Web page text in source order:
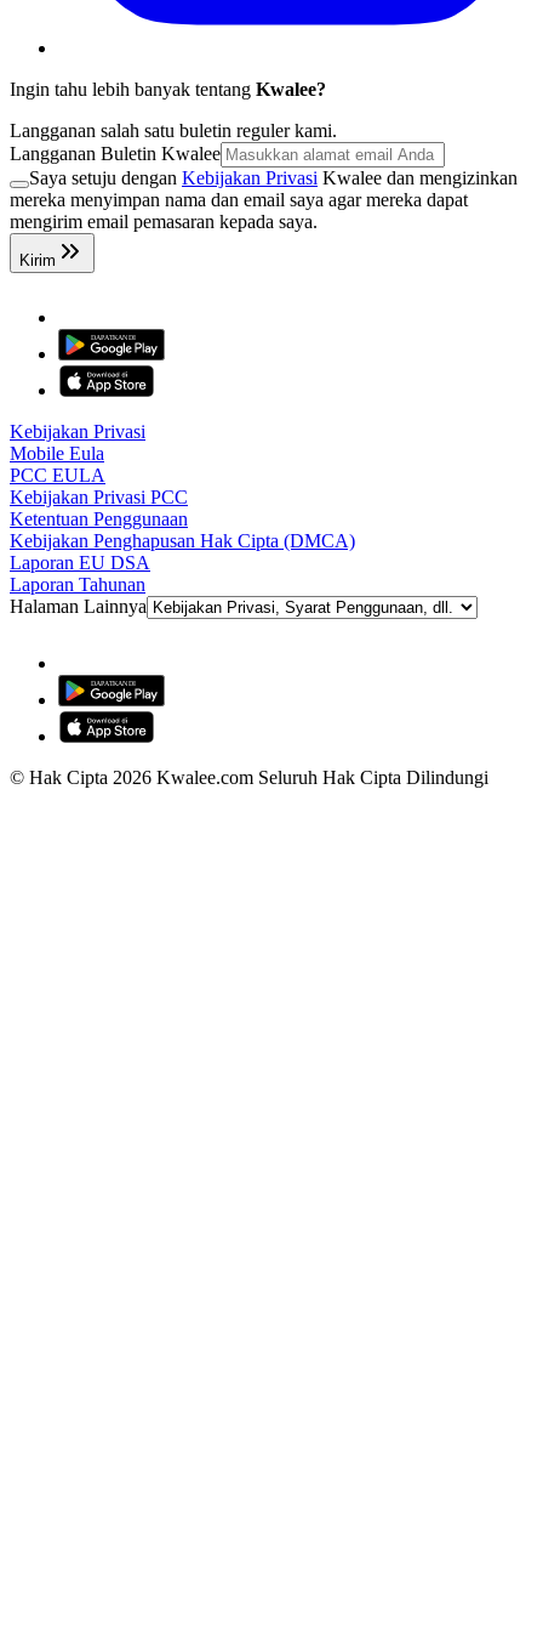
Ingin tahu lebih banyak tentang Kwalee?
Langganan salah satu buletin reguler kami.
Langganan Buletin Kwalee
Saya setuju dengan Kebijakan Privasi Kwalee dan mengizinkan
mereka menyimpan nama dan email saya agar mereka dapat
mengirim email pemasaran kepada saya.
Kirim
Kebijakan Privasi
Mobile Eula
PCC EULA
Kebijakan Privasi PCC
Ketentuan Penggunaan
Kebijakan Penghapusan Hak Cipta (DMCA)
Laporan EU DSA
Laporan Tahunan
Halaman Lainnya
© Hak Cipta 2026 Kwalee.com Seluruh Hak Cipta Dilindungi